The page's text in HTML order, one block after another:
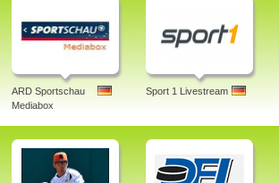
ARD Sportschau
Mediabox
Sport 1 Livestream